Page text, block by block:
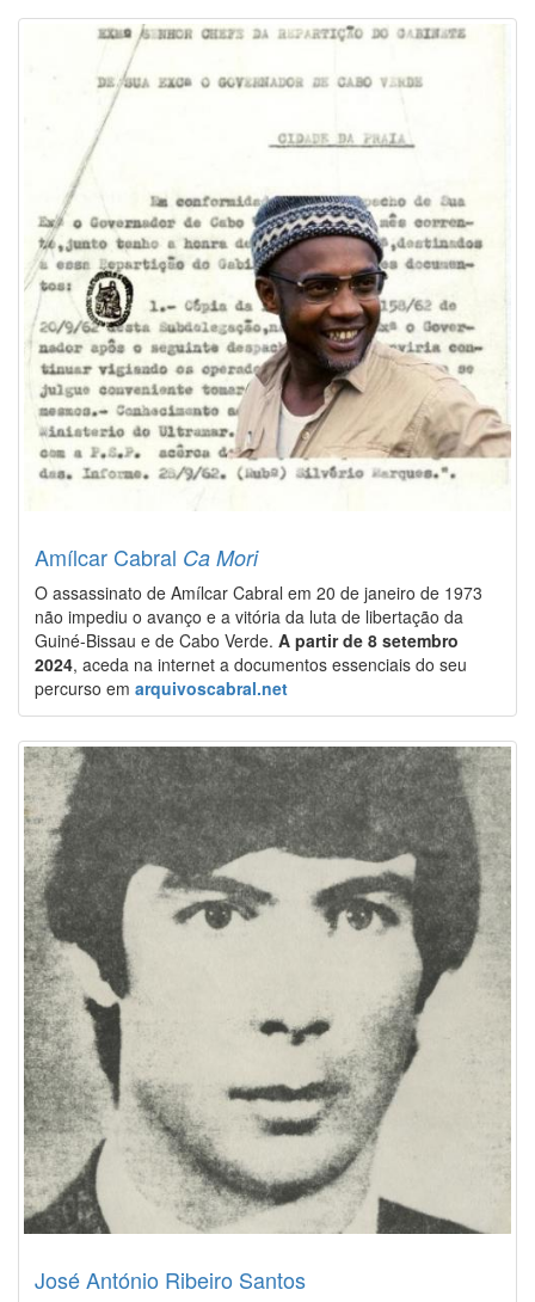
Amílcar Cabral Ca Mori
O assassinato de Amílcar Cabral em 20 de janeiro de 1973
não impediu o avanço e a vitória da luta de libertação da
Guiné-Bissau e de Cabo Verde. A partir de 8 setembro
2024, aceda na internet a documentos essenciais do seu
percurso em arquivoscabral.net
Image
José António Ribeiro Santos